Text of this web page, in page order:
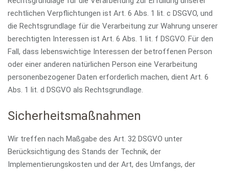
rechtlichen Verpflichtungen ist Art. 6 Abs. 1 lit. c DSGVO, und
die Rechtsgrundlage für die Verarbeitung zur Wahrung unserer
berechtigten Interessen ist Art. 6 Abs. 1 lit. f DSGVO. Für den
Fall, dass lebenswichtige Interessen der betroffenen Person
oder einer anderen natürlichen Person eine Verarbeitung
personenbezogener Daten erforderlich machen, dient Art. 6
Abs. 1 lit. d DSGVO als Rechtsgrundlage.
Sicherheitsmaßnahmen
Wir treffen nach Maßgabe des Art. 32 DSGVO unter
Berücksichtigung des Stands der Technik, der
Implementierungskosten und der Art, des Umfangs, der